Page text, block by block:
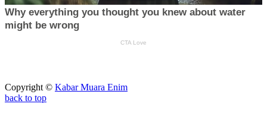
Copyright © Kabar Muara Enim
back to top